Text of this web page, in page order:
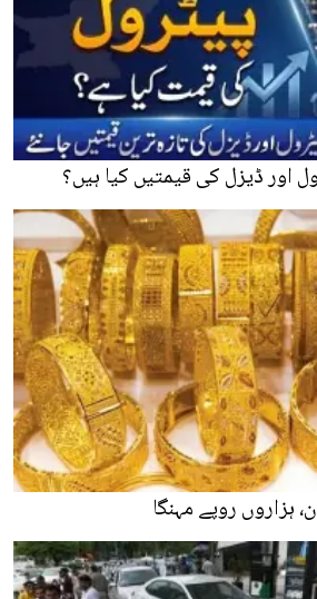
اور ڈیزل کی قیمتیں کیا ہیں؟
ہزاروں روپے مہنگا